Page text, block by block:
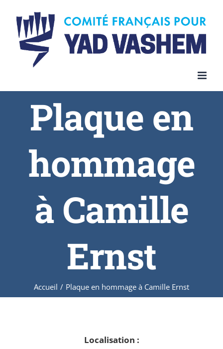
Plaque en
hommage
à Camille
Ernst
Accueil / Plaque en hommage à Camille Ernst
Localisation :